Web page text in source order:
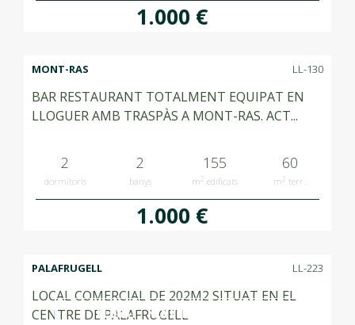
1.000 €
MONT-RAS LL-130
BAR RESTAURANT TOTALMENT EQUIPAT EN
LLOGUER AMB TRASPÀS A MONT-RAS. ACT...
2
dormitoris
2
banys
155
m2 edificats
60
m2 terr.
1.000 €
LLOGAT RENTED ALQUILADO
PALAFRUGELL LL-223
LOCAL COMERCIAL DE 202M2 SITUAT EN EL
CENTRE DE PALAFRUGELL